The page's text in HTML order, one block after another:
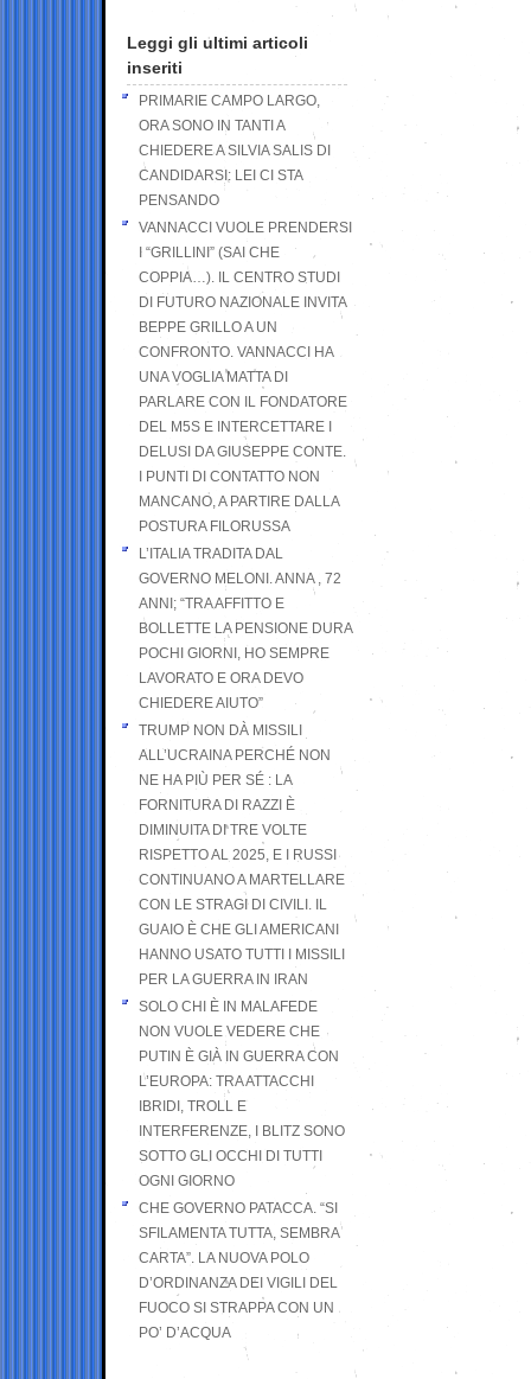
Leggi gli ultimi articoli
inseriti
PRIMARIE CAMPO LARGO,
ORA SONO IN TANTI A
CHIEDERE A SILVIA SALIS DI
CANDIDARSI: LEI CI STA
PENSANDO
VANNACCI VUOLE PRENDERSI
I “GRILLINI” (SAI CHE
COPPIA…). IL CENTRO STUDI
DI FUTURO NAZIONALE INVITA
BEPPE GRILLO A UN
CONFRONTO. VANNACCI HA
UNA VOGLIA MATTA DI
PARLARE CON IL FONDATORE
DEL M5S E INTERCETTARE I
DELUSI DA GIUSEPPE CONTE.
I PUNTI DI CONTATTO NON
MANCANO, A PARTIRE DALLA
POSTURA FILORUSSA
L’ITALIA TRADITA DAL
GOVERNO MELONI. ANNA , 72
ANNI; “TRA AFFITTO E
BOLLETTE LA PENSIONE DURA
POCHI GIORNI, HO SEMPRE
LAVORATO E ORA DEVO
CHIEDERE AIUTO”
TRUMP NON DÀ MISSILI
ALL’UCRAINA PERCHÉ NON
NE HA PIÙ PER SÉ : LA
FORNITURA DI RAZZI È
DIMINUITA DI TRE VOLTE
RISPETTO AL 2025, E I RUSSI
CONTINUANO A MARTELLARE
CON LE STRAGI DI CIVILI. IL
GUAIO È CHE GLI AMERICANI
HANNO USATO TUTTI I MISSILI
PER LA GUERRA IN IRAN
SOLO CHI È IN MALAFEDE
NON VUOLE VEDERE CHE
PUTIN È GIÀ IN GUERRA CON
L’EUROPA: TRA ATTACCHI
IBRIDI, TROLL E
INTERFERENZE, I BLITZ SONO
SOTTO GLI OCCHI DI TUTTI
OGNI GIORNO
CHE GOVERNO PATACCA. “SI
SFILAMENTA TUTTA, SEMBRA
CARTA”. LA NUOVA POLO
D’ORDINANZA DEI VIGILI DEL
FUOCO SI STRAPPA CON UN
PO’ D’ACQUA